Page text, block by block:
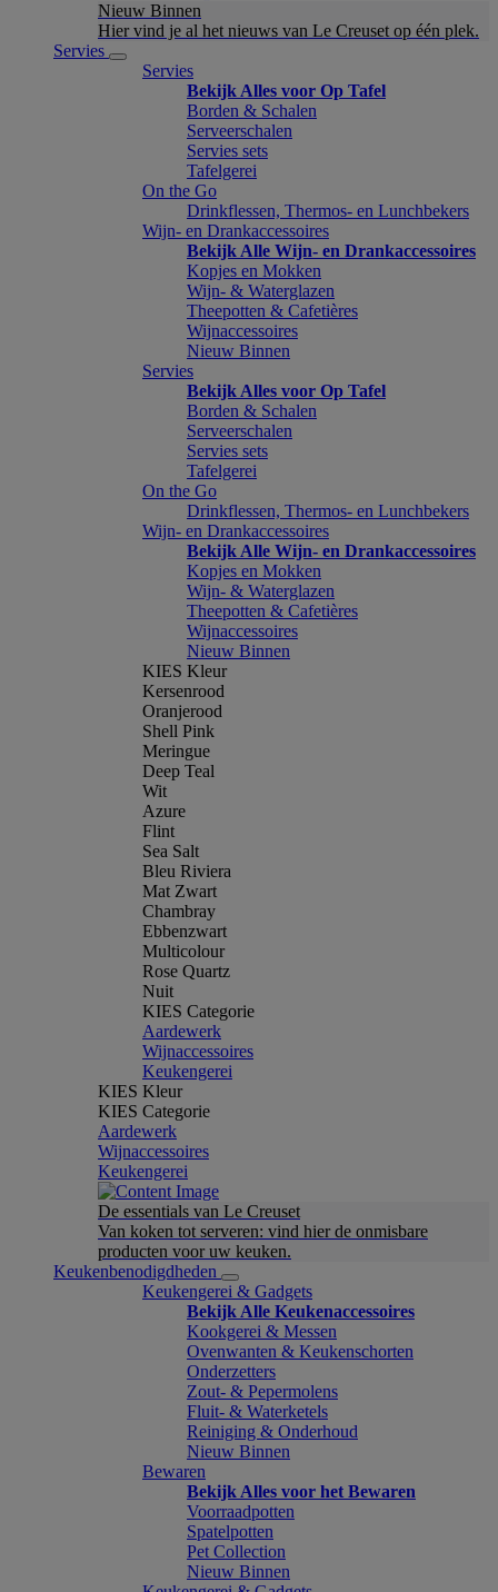
Nieuw Binnen
Hier vind je al het nieuws van Le Creuset op één plek.
Servies
Servies
Bekijk Alles voor Op Tafel
Borden & Schalen
Serveerschalen
Servies sets
Tafelgerei
On the Go
Drinkflessen, Thermos- en Lunchbekers
Wijn- en Drankaccessoires
Bekijk Alle Wijn- en Drankaccessoires
Kopjes en Mokken
Wijn- & Waterglazen
Theepotten & Cafetières
Wijnaccessoires
Nieuw Binnen
Servies
Bekijk Alles voor Op Tafel
Borden & Schalen
Serveerschalen
Servies sets
Tafelgerei
On the Go
Drinkflessen, Thermos- en Lunchbekers
Wijn- en Drankaccessoires
Bekijk Alle Wijn- en Drankaccessoires
Kopjes en Mokken
Wijn- & Waterglazen
Theepotten & Cafetières
Wijnaccessoires
Nieuw Binnen
KIES Kleur
Kersenrood
Oranjerood
Shell Pink
Meringue
Deep Teal
Wit
Azure
Flint
Sea Salt
Bleu Riviera
Mat Zwart
Chambray
Ebbenzwart
Multicolour
Rose Quartz
Nuit
KIES Categorie
Aardewerk
Wijnaccessoires
Keukengerei
KIES Kleur
KIES Categorie
Aardewerk
Wijnaccessoires
Keukengerei
De essentials van Le Creuset
Van koken tot serveren: vind hier de onmisbare
producten voor uw keuken.
Keukenbenodigdheden
Keukengerei & Gadgets
Bekijk Alle Keukenaccessoires
Kookgerei & Messen
Ovenwanten & Keukenschorten
Onderzetters
Zout- & Pepermolens
Fluit- & Waterketels
Reiniging & Onderhoud
Nieuw Binnen
Bewaren
Bekijk Alles voor het Bewaren
Voorraadpotten
Spatelpotten
Pet Collection
Nieuw Binnen